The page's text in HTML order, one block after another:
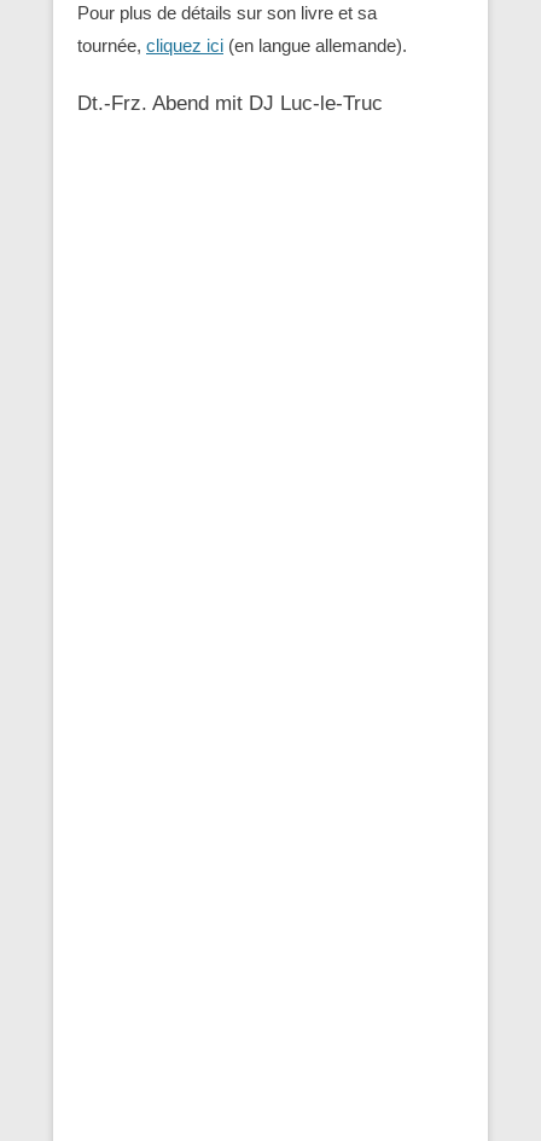
Pour plus de détails sur son livre et sa
tournée, cliquez ici (en langue allemande).
Dt.-Frz. Abend mit DJ Luc-le-Truc